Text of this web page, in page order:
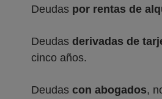
Deudas por rentas de
Deudas derivadas de
cinco años.
Deudas con abogados,